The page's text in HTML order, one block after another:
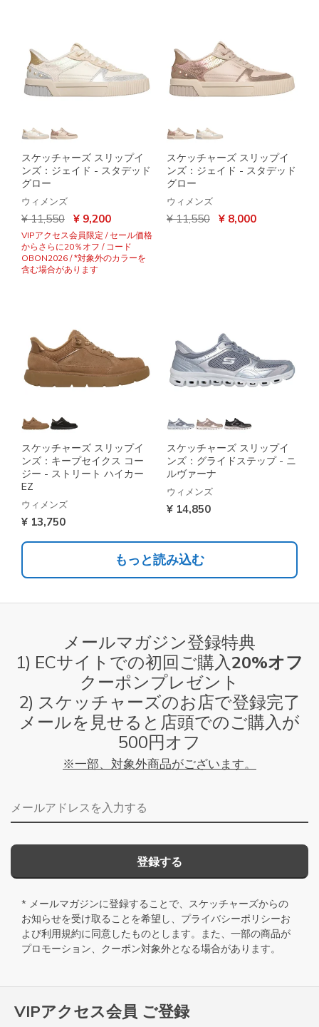
スケッチャーズ スリップイ
ンズ：ジェイド - スタデッド
グロー
ウィメンズ
からの値引き
¥ 11,550 から
¥ 9,200
VIPアクセス会員限定 / セール価格
からさらに20％オフ / コード
OBON2026 / *対象外のカラーを
含む場合があります
スケッチャーズ スリップイ
ンズ：ジェイド - スタデッド
グロー
ウィメンズ
からの値引き
¥ 11,550 から
¥ 8,000
スケッチャーズ スリップイ
ンズ：キープセイクス コー
ジー - ストリート ハイカー
EZ
ウィメンズ
¥ 13,750
スケッチャーズ スリップイ
ンズ：グライドステップ - ニ
ルヴァーナ
ウィメンズ
¥ 14,850
もっと読み込む
VIPアクセス会員 ご登録
メールマガジン登録特典
1) ECサイトでの初回ご購入20%オフ
クーポンプレゼント
2) スケッチャーズのお店で登録完了
メールを見せると店頭でのご購入が
500円オフ
※一部、対象外商品がございます。
メールアドレス
登録する
* メールマガジンに登録することで、スケッチャーズからの
お知らせを受け取ることを希望し、 プライバシーポリシーお
よび利用規約に同意したものとします。また、一部の商品が
プロモーション、クーポン対象外となる場合があります。